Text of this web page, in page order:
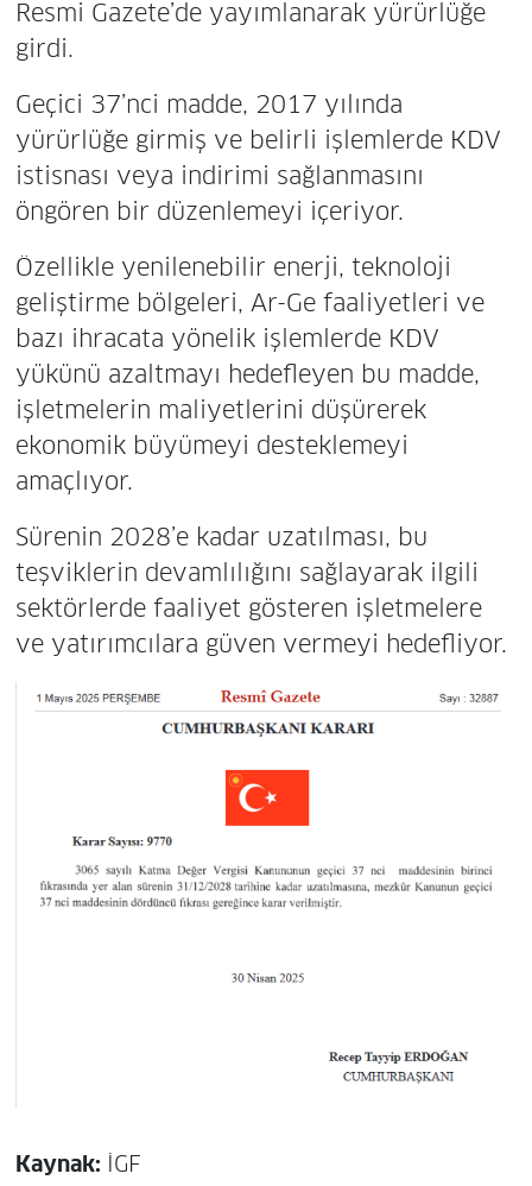
Resmi Gazete’de yayımlanarak yürürlüğe
girdi.
Geçici 37’nci madde, 2017 yılında
yürürlüğe girmiş ve belirli işlemlerde KDV
istisnası veya indirimi sağlanmasını
öngören bir düzenlemeyi içeriyor.
Özellikle yenilenebilir enerji, teknoloji
geliştirme bölgeleri, Ar-Ge faaliyetleri ve
bazı ihracata yönelik işlemlerde KDV
yükünü azaltmayı hedefleyen bu madde,
işletmelerin maliyetlerini düşürerek
ekonomik büyümeyi desteklemeyi
amaçlıyor.
Sürenin 2028’e kadar uzatılması, bu
teşviklerin devamlılığını sağlayarak ilgili
sektörlerde faaliyet gösteren işletmelere
ve yatırımcılara güven vermeyi hedefliyor.
Kaynak: İGF